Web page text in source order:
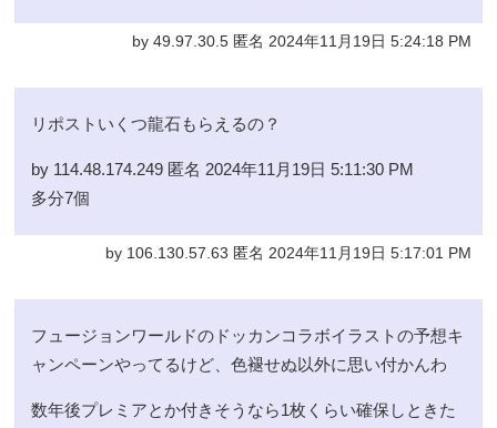
by 49.97.30.5 匿名 2024年11月19日 5:24:18 PM
リポストいくつ龍石もらえるの？
by 114.48.174.249 匿名 2024年11月19日 5:11:30 PM
多分7個
by 106.130.57.63 匿名 2024年11月19日 5:17:01 PM
フュージョンワールドのドッカンコラボイラストの予想キ
ャンペーンやってるけど、色褪せぬ以外に思い付かんわ
数年後プレミアとか付きそうなら1枚くらい確保しときた